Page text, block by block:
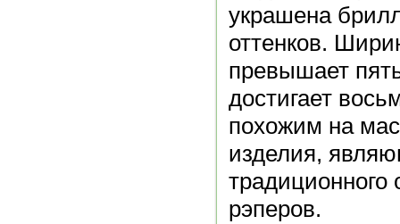
украшена
оттенков.
превышает
достигает
похожим на
изделия,
традиционного
рэперов.